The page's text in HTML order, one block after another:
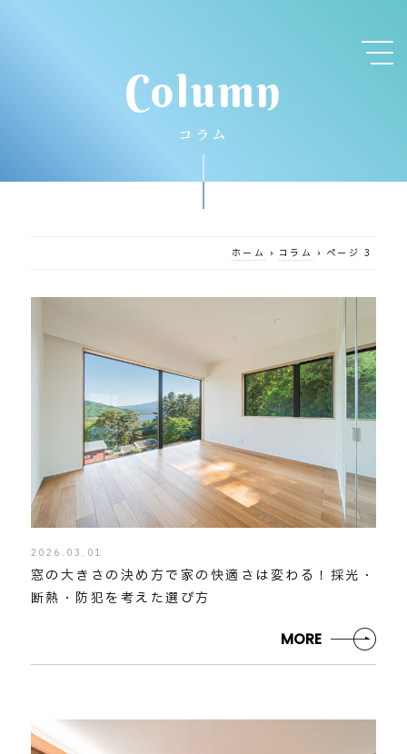
Column
コラム
ホーム › コラム › ページ 3
2026.03.01
窓の大きさの決め方で家の快適さは変わる！採光・
断熱・防犯を考えた選び方
MORE